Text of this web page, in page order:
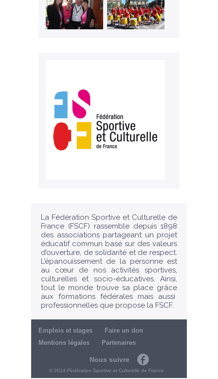
La Fédération Sportive et Culturelle de
France (FSCF) rassemble depuis 1898
des associations partageant un projet
éducatif commun basé sur des valeurs
d’ouverture, de solidarité et de respect.
L’épanouissement de la personne est
au cœur de nos activités sportives,
culturelles et socio-éducatives. Ainsi,
tout le monde trouve sa place grâce
aux formations fédérales mais aussi
professionnelles que propose la FSCF.
Emplois et stages
Faire un don
Mentions légales
Partenaires
Nous suivre
Facebook
© 2014 Fédération Sportive et Culturelle de France